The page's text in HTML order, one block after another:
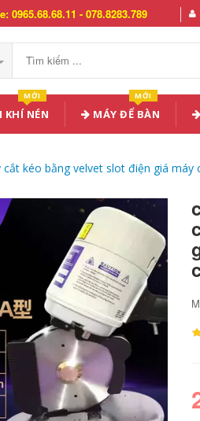
0965.68.68.11 - 078.8283.789
KHÍ NÉN
MỚI
MÁY ĐỂ BÀN
MỚI
kéo bằng velvet slot điện giá máy